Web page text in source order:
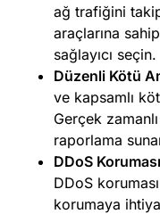
ağ trafiğini
araçlarına
sağlayıcı seçin.
Düzenli Kötü
ve kapsamlı
Gerçek
raporlama
DDoS
DDoS
korumaya